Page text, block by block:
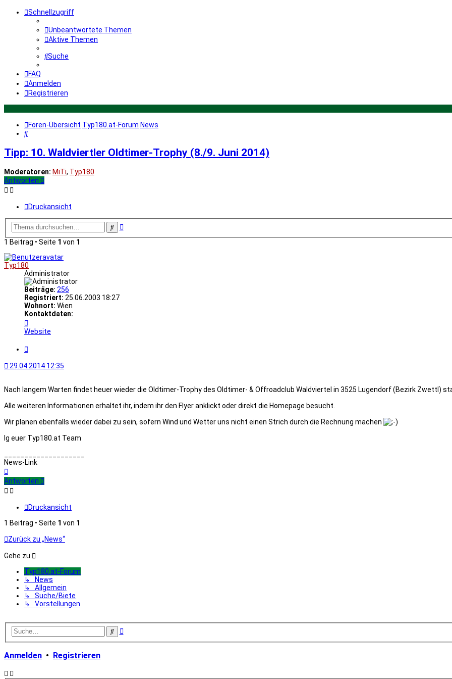
Schnellzugriff
Unbeantwortete Themen
Aktive Themen
Suche
FAQ
Anmelden
Registrieren
Foren-Übersicht Typ180.at-Forum News
Suche
Tipp: 10. Waldviertler Oldtimer-Trophy (8./9. Juni 2014)
Moderatoren: MiTi, Typ180
Antworten
Druckansicht
SucheErweiterte
1 Beitrag • Seite 1 von 1
Typ180
Administrator
Beiträge: 256
Registriert: 25.06.2003 18:27
Wohnort: Wien
Kontaktdaten:
von
Typ180
Website
29.04.2014 12:35
Nach langem Warten findet heuer wieder die Oldtimer-Trophy des Oldtimer- & Offroadclub Waldviertel in 3525 Lugendorf (Bezirk Zwettl)
Alle weiteren Informationen erhaltet ihr, indem ihr den Flyer anklickt oder direkt die Homepage besucht.
Wir planen ebenfalls wieder dabei zu sein, sofern Wind und Wetter uns nicht einen Strich durch die Rechnung machen
lg euer Typ180.at Team
News-Link
oben
Antworten
Druckansicht
1 Beitrag • Seite 1 von 1
Zurück zu „News“
Gehe zu
Typ180.at-Forum
↳ News
↳ Allgemein
↳ Suche/Biete
↳ Vorstellungen
SucheErweiterte
Anmelden • Registrieren